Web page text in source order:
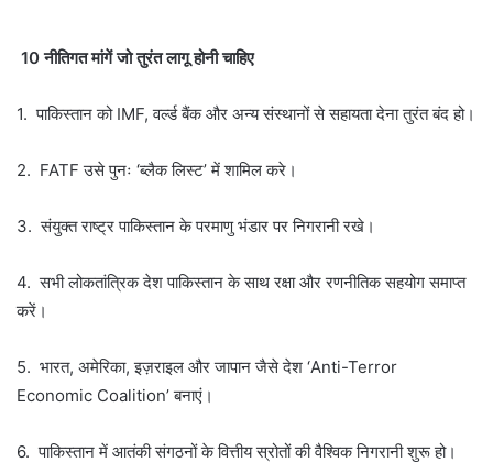
10 नीतिगत मांगें जो तुरंत लागू होनी चाहिए
1. पाकिस्तान को IMF, वर्ल्ड बैंक और अन्य संस्थानों से सहायता देना तुरंत बंद हो।
2. FATF उसे पुनः ‘ब्लैक लिस्ट’ में शामिल करे।
3. संयुक्त राष्ट्र पाकिस्तान के परमाणु भंडार पर निगरानी रखे।
4. सभी लोकतांत्रिक देश पाकिस्तान के साथ रक्षा और रणनीतिक सहयोग समाप्त
करें।
5. भारत, अमेरिका, इज़राइल और जापान जैसे देश ‘Anti-Terror
Economic Coalition’ बनाएं।
6. पाकिस्तान में आतंकी संगठनों के वित्तीय स्रोतों की वैश्विक निगरानी शुरू हो।